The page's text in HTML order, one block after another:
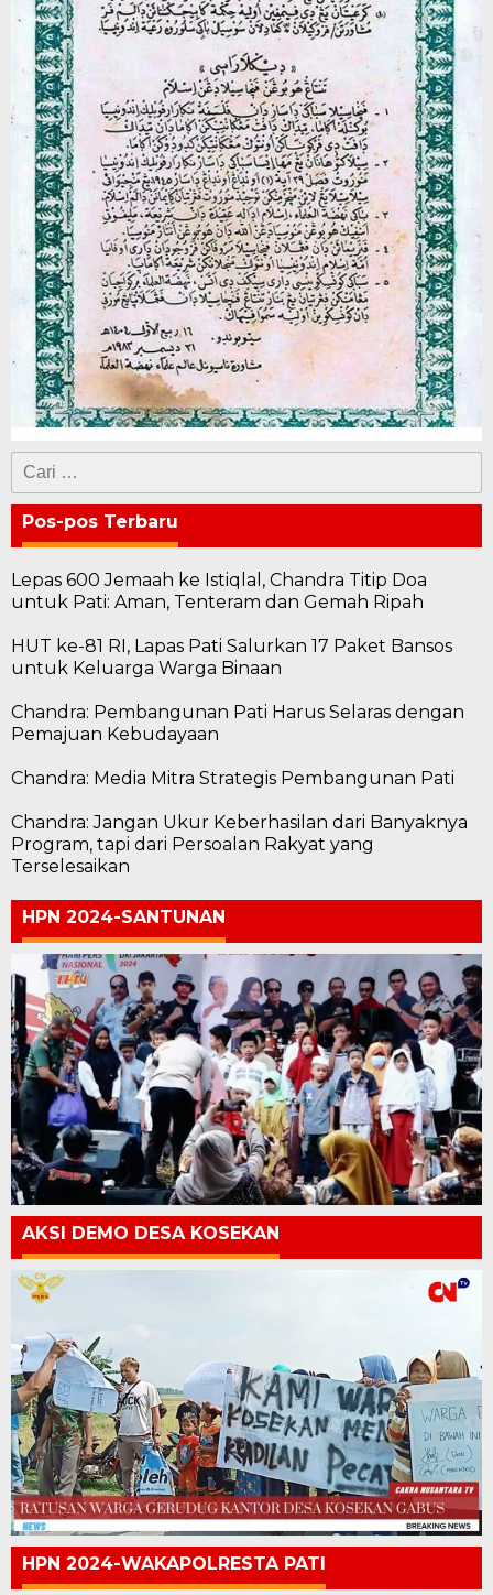
Cari
untuk:
Pos-pos Terbaru
Lepas 600 Jemaah ke Istiqlal, Chandra Titip Doa
untuk Pati: Aman, Tenteram dan Gemah Ripah
HUT ke-81 RI, Lapas Pati Salurkan 17 Paket Bansos
untuk Keluarga Warga Binaan
Chandra: Pembangunan Pati Harus Selaras dengan
Pemajuan Kebudayaan
Chandra: Media Mitra Strategis Pembangunan Pati
Chandra: Jangan Ukur Keberhasilan dari Banyaknya
Program, tapi dari Persoalan Rakyat yang
Terselesaikan
HPN 2024-SANTUNAN
AKSI DEMO DESA KOSEKAN
HPN 2024-WAKAPOLRESTA PATI